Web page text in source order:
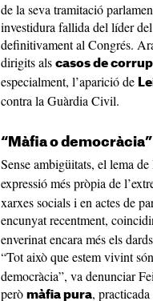
de la seva tramitació
investidura fallida del líder del
definitivament al Congrés.
dirigits als casos de
especialment, l’aparició de
contra la Guàrdia Civil.
“Màfia o democràcia”
Sense ambigüitats, el lema de
expressió més pròpia de
xarxes socials i en actes de
encunyat recentment,
enverinat encara més els
“Tot això que estem vivint són
democràcia”, va denunciar
però màfia pura,